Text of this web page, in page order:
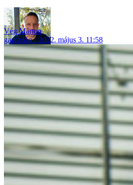
Vég Márton
gazdaság
2022. május 3. 11:58